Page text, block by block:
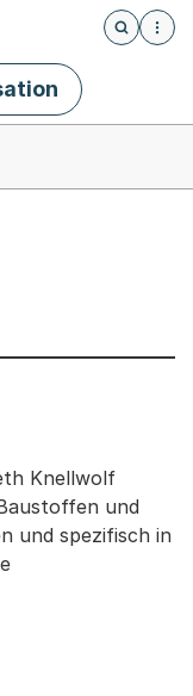
Öffnet
Knellwolf
und
und spezifisch in